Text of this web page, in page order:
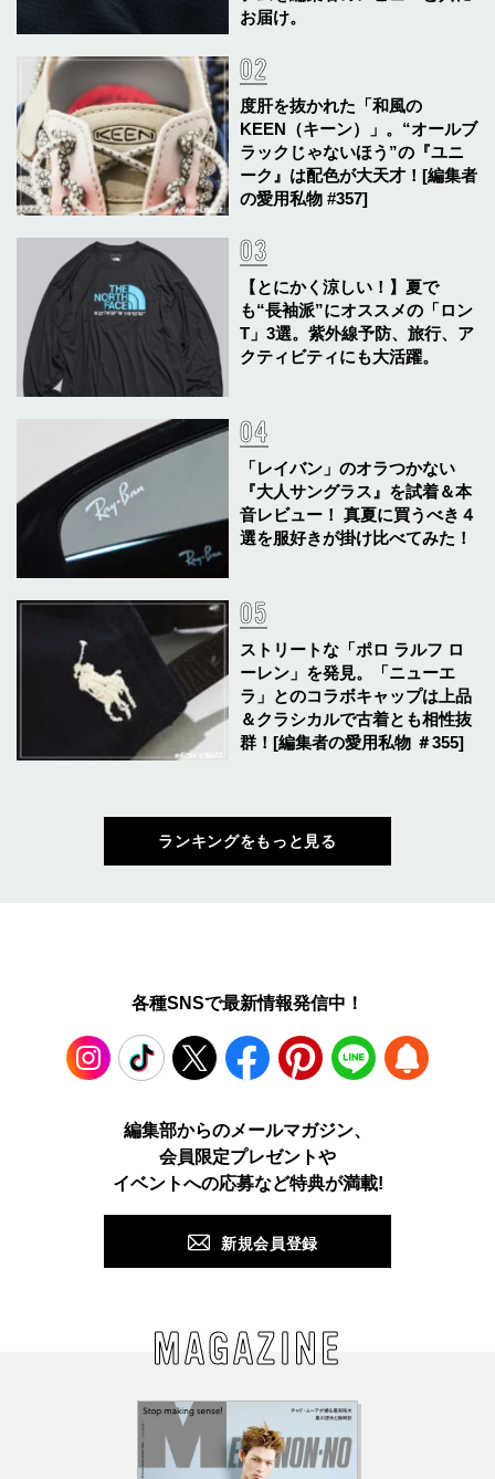
お届け。
度肝を抜かれた「和風の
KEEN（キーン）」。“オールブ
ラックじゃないほう”の『ユニ
ーク』は配色が大天才！[編集者
の愛用私物 #357]
【とにかく涼しい！】夏で
も“長袖派”にオススメの「ロン
T」3選。紫外線予防、旅行、ア
クティビティにも大活躍。
「レイバン」のオラつかない
『大人サングラス』を試着＆本
音レビュー！ 真夏に買うべき４
選を服好きが掛け比べてみた！
ストリートな「ポロ ラルフ ロ
ーレン」を発見。「ニューエ
ラ」とのコラボキャップは上品
＆クラシカルで古着とも相性抜
群！[編集者の愛用私物 ＃355]
ランキングをもっと見る
各種SNSで最新情報発信中！
TikTok Facebook Pinterest LINE
編集部からのメールマガジン、
会員限定プレゼントや
イベントへの応募など特典が満載!
新規会員登録
MAGAZINE